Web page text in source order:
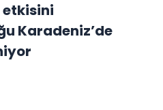
Karadeniz’de